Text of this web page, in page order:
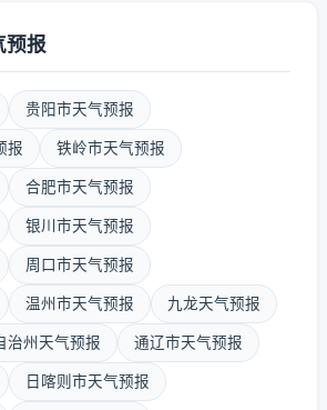
预报
贵阳市天气预报
报 铁岭市天气预报
合肥市天气预报
银川市天气预报
周口市天气预报
温州市天气预报 九龙天气预报
治州天气预报 通辽市天气预报
日喀则市天气预报